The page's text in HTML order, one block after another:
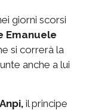
giorni scorsi
Emanuele
si correrà la
anche a lui
il principe